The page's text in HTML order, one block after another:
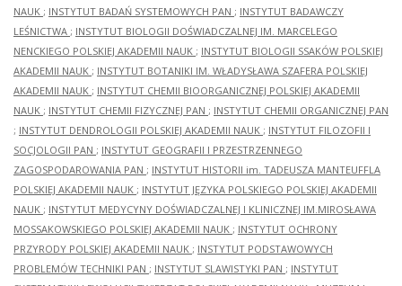
NAUK ; INSTYTUT BADAŃ SYSTEMOWYCH PAN ; INSTYTUT BADAWCZY
LEŚNICTWA ; INSTYTUT BIOLOGII DOŚWIADCZALNEJ IM. MARCELEGO
NENCKIEGO POLSKIEJ AKADEMII NAUK ; INSTYTUT BIOLOGII SSAKÓW POLSKIEJ
AKADEMII NAUK ; INSTYTUT BOTANIKI IM. WŁADYSŁAWA SZAFERA POLSKIEJ
AKADEMII NAUK ; INSTYTUT CHEMII BIOORGANICZNEJ POLSKIEJ AKADEMII
NAUK ; INSTYTUT CHEMII FIZYCZNEJ PAN ; INSTYTUT CHEMII ORGANICZNEJ PAN
; INSTYTUT DENDROLOGII POLSKIEJ AKADEMII NAUK ; INSTYTUT FILOZOFII I
SOCJOLOGII PAN ; INSTYTUT GEOGRAFII I PRZESTRZENNEGO
ZAGOSPODAROWANIA PAN ; INSTYTUT HISTORII im. TADEUSZA MANTEUFFLA
POLSKIEJ AKADEMII NAUK ; INSTYTUT JĘZYKA POLSKIEGO POLSKIEJ AKADEMII
NAUK ; INSTYTUT MEDYCYNY DOŚWIADCZALNEJ I KLINICZNEJ IM.MIROSŁAWA
MOSSAKOWSKIEGO POLSKIEJ AKADEMII NAUK ; INSTYTUT OCHRONY
PRZYRODY POLSKIEJ AKADEMII NAUK ; INSTYTUT PODSTAWOWYCH
PROBLEMÓW TECHNIKI PAN ; INSTYTUT SLAWISTYKI PAN ; INSTYTUT